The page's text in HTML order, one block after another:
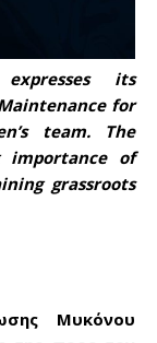
its
for
team. The
importance of
grassroots
Μυκόνου